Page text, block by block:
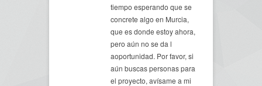
tiempo esperando que se
concrete algo en Murcia,
que es donde estoy ahora,
pero aún no se da l
aoportunidad. Por favor, si
aún buscas personas para
el proyecto, avísame a mi